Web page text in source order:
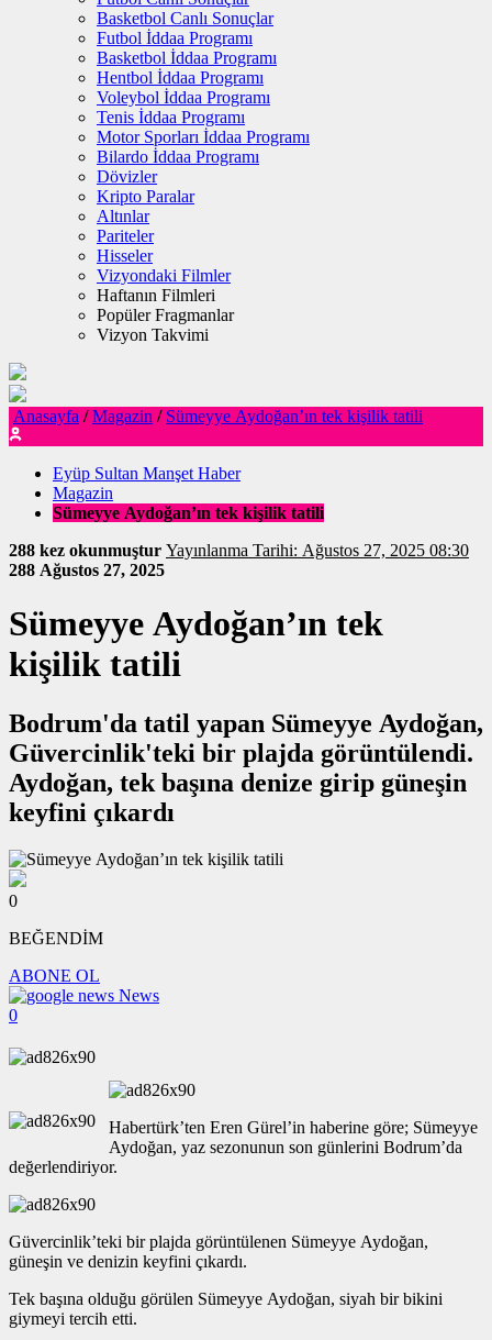
Basketbol Canlı Sonuçlar
Futbol İddaa Programı
Basketbol İddaa Programı
Hentbol İddaa Programı
Voleybol İddaa Programı
Tenis İddaa Programı
Motor Sporları İddaa Programı
Bilardo İddaa Programı
Dövizler
Kripto Paralar
Altınlar
Pariteler
Hisseler
Vizyondaki Filmler
Haftanın Filmleri
Popüler Fragmanlar
Vizyon Takvimi
Anasayfa / Magazin / Sümeyye Aydoğan’ın tek kişilik tatili
Eyüp Sultan Manşet Haber
Magazin
Sümeyye Aydoğan’ın tek kişilik tatili
288 kez okunmuştur
Yayınlanma Tarihi: Ağustos 27, 2025 08:30
288 Ağustos 27, 2025
Sümeyye Aydoğan’ın tek
kişilik tatili
Bodrum'da tatil yapan Sümeyye Aydoğan,
Güvercinlik'teki bir plajda görüntülendi.
Aydoğan, tek başına denize girip güneşin
keyfini çıkardı
0
BEĞENDİM
ABONE OL
News
0
Habertürk’ten Eren Gürel’in haberine göre; Sümeyye
Aydoğan, yaz sezonunun son günlerini Bodrum’da
değerlendiriyor.
Güvercinlik’teki bir plajda görüntülenen Sümeyye Aydoğan,
güneşin ve denizin keyfini çıkardı.
Tek başına olduğu görülen Sümeyye Aydoğan, siyah bir bikini
giymeyi tercih etti.